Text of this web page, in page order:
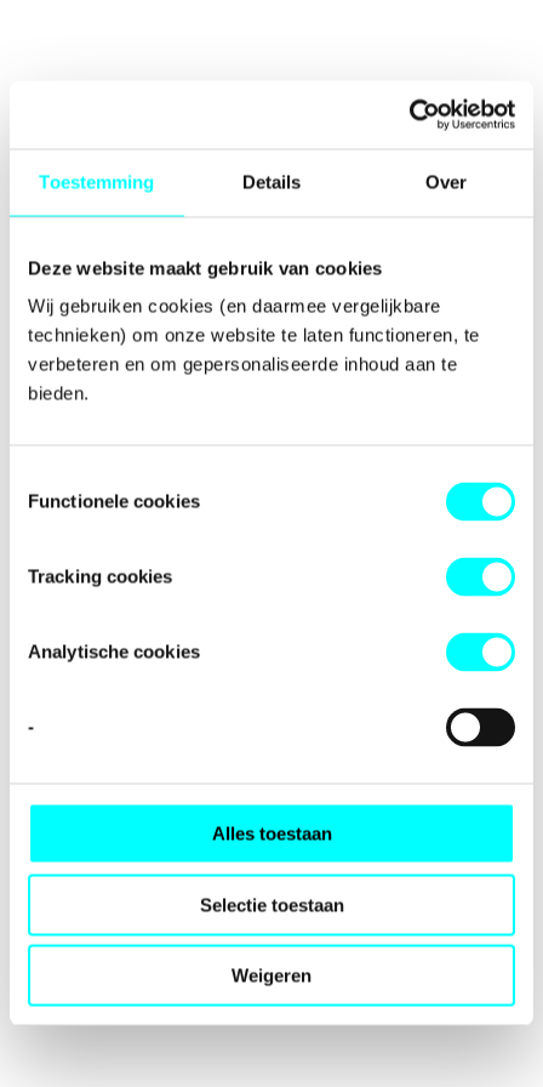
Toestemming Details Over
Deze website maakt gebruik van cookies
Wij gebruiken cookies (en daarmee vergelijkbare
technieken) om onze website te laten functioneren, te
verbeteren en om gepersonaliseerde inhoud aan te
bieden.
Functionele cookies
Tracking cookies
Analytische cookies
-
Alles toestaan
Selectie toestaan
Weigeren
-side exception has occurred while
browser consolefor